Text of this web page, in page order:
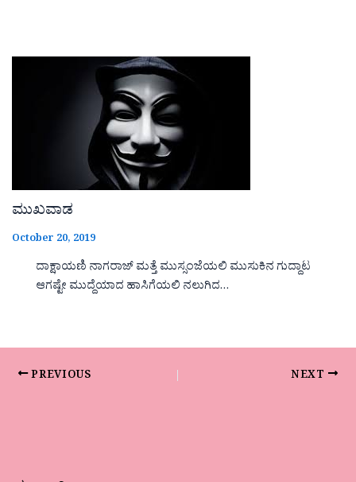
ಮುಖವಾಡ
October 20, 2019
ದಾಕ್ಷಾಯಣಿ ನಾಗರಾಜ್ ಮತ್ತೆ ಮುಸ್ಸಂಜೆಯಲಿ ಮುಸುಕಿನ ಗುದ್ದಾಟ
ಆಗಷ್ಟೇ ಮುದ್ದೆಯಾದ ಹಾಸಿಗೆಯಲಿ ನಲುಗಿದ…
PREVIOUS NEXT